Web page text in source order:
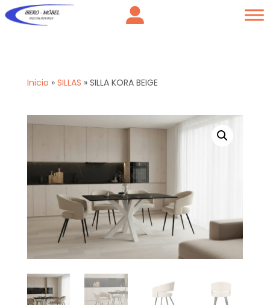
Inicio » SILLAS » SILLA KORA BEIGE